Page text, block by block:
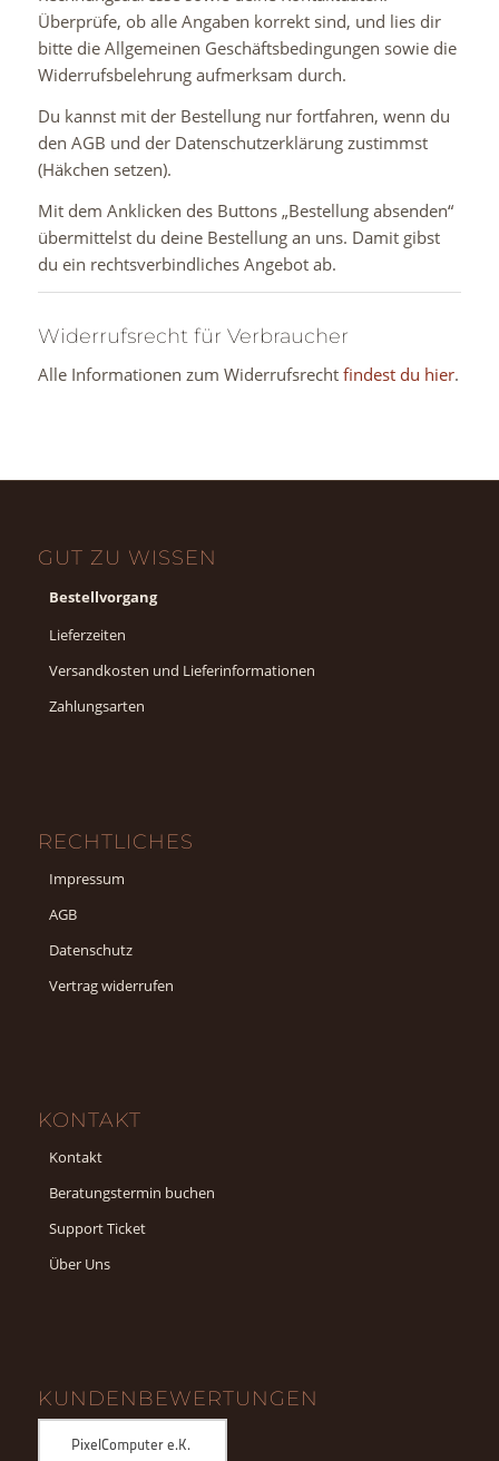
Überprüfe, ob alle Angaben korrekt sind, und lies dir
bitte die Allgemeinen Geschäftsbedingungen sowie die
Widerrufsbelehrung aufmerksam durch.
Du kannst mit der Bestellung nur fortfahren, wenn du
den AGB und der Datenschutzerklärung zustimmst
(Häkchen setzen).
Mit dem Anklicken des Buttons „Bestellung absenden“
übermittelst du deine Bestellung an uns. Damit gibst
du ein rechtsverbindliches Angebot ab.
Widerrufsrecht für Verbraucher
Alle Informationen zum Widerrufsrecht findest du hier.
GUT ZU WISSEN
Bestellvorgang
Lieferzeiten
Versandkosten und Lieferinformationen
Zahlungsarten
RECHTLICHES
Impressum
AGB
Datenschutz
Vertrag widerrufen
KONTAKT
Kontakt
Beratungstermin buchen
Support Ticket
Über Uns
KUNDENBEWERTUNGEN